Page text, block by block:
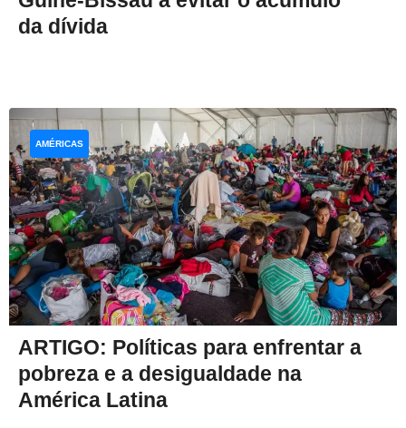
da dívida
ARTIGO: Políticas para enfrentar a
pobreza e a desigualdade na
América Latina
AMÉRICAS